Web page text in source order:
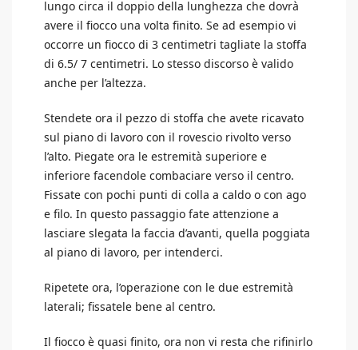
lungo circa il doppio della lunghezza che dovrà
avere il fiocco una volta finito. Se ad esempio vi
occorre un fiocco di 3 centimetri tagliate la stoffa
di 6.5/ 7 centimetri. Lo stesso discorso è valido
anche per l’altezza.
Stendete ora il pezzo di stoffa che avete ricavato
sul piano di lavoro con il rovescio rivolto verso
l’alto. Piegate ora le estremità superiore e
inferiore facendole combaciare verso il centro.
Fissate con pochi punti di colla a caldo o con ago
e filo. In questo passaggio fate attenzione a
lasciare slegata la faccia d’avanti, quella poggiata
al piano di lavoro, per intenderci.
Ripetete ora, l’operazione con le due estremità
laterali; fissatele bene al centro.
Il fiocco è quasi finito, ora non vi resta che rifinirlo